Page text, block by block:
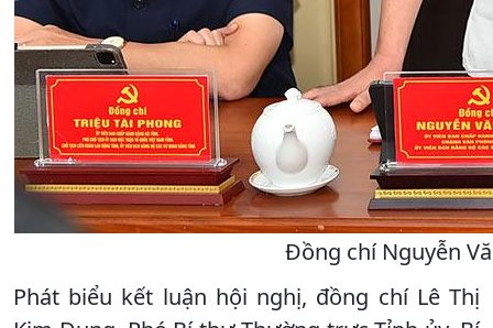
Đồng chí Nguyễn
Phát biểu kết luận hội nghị, đồng chí Lê Thị